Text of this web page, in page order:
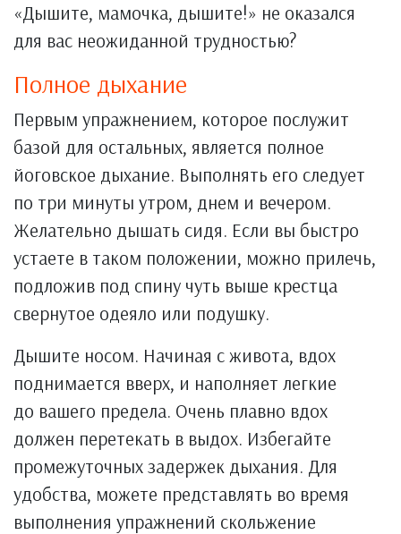
«Дышите, мамочка, дышите!» не оказался
для вас неожиданной трудностью?
Полное дыхание
Первым упражнением, которое послужит
базой для остальных, является полное
йоговское дыхание. Выполнять его следует
по три минуты утром, днем и вечером.
Желательно дышать сидя. Если вы быстро
устаете в таком положении, можно прилечь,
подложив под спину чуть выше крестца
свернутое одеяло или подушку.
Дышите носом. Начиная с живота, вдох
поднимается вверх, и наполняет легкие
до вашего предела. Очень плавно вдох
должен перетекать в выдох. Избегайте
промежуточных задержек дыхания. Для
удобства, можете представлять во время
выполнения упражнений скольжение